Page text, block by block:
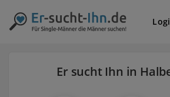
Er sucht Ihn in